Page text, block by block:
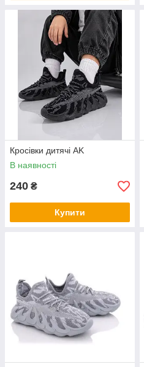
Кросівки дитячі AK
В наявності
240 ₴
Купити